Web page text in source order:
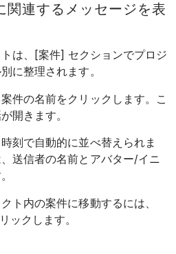
関連するメッセージを表
は、[案件] セクションでプロジ
に整理されます。
件の名前をクリックします。こ
開きます。
刻で自動的に並べ替えられま
送信者の名前とアバター/イニ
ト内の案件に移動するには、
ックします。